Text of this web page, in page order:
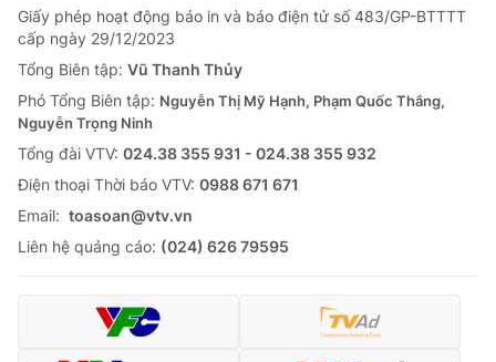
Giấy phép hoạt động báo in và báo điện tử số 483/GP-BTTTT
cấp ngày 29/12/2023
Tổng Biên tập: Vũ Thanh Thủy
Phó Tổng Biên tập: Nguyễn Thị Mỹ Hạnh, Phạm Quốc Thắng,
Nguyễn Trọng Ninh
Tổng đài VTV: 024.38 355 931 - 024.38 355 932
Ðiện thoại Thời báo VTV: 0988 671 671
Email: toasoan@vtv.vn
Liên hệ quảng cáo: (024) 626 79595